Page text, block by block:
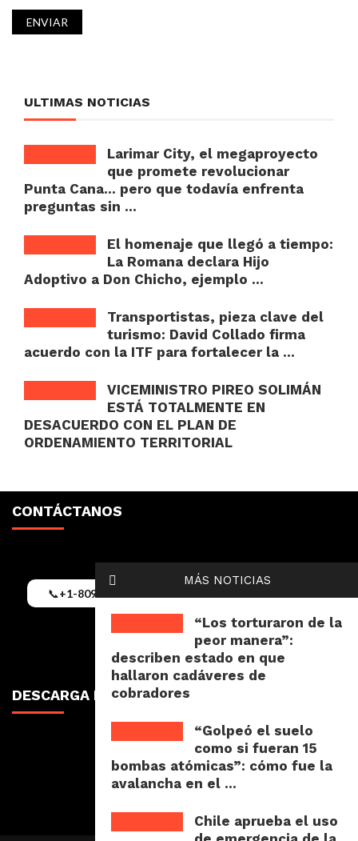
MÁS NOTICIAS
“Los torturaron de la
peor manera”:
describen estado en que
hallaron cadáveres de
cobradores
“Golpeó el suelo
como si fueran 15
bombas atómicas”: cómo fue la
avalancha en el ...
Chile aprueba el uso
ULTIMAS NOTICIAS
Larimar City, el megaproyecto
que promete revolucionar
Punta Cana… pero que todavía enfrenta
preguntas sin ...
El homenaje que llegó a tiempo:
La Romana declara Hijo
Adoptivo a Don Chicho, ejemplo ...
Transportistas, pieza clave del
turismo: David Collado firma
acuerdo con la ITF para fortalecer la ...
VICEMINISTRO PIREO SOLIMÁN
ESTÁ TOTALMENTE EN
DESACUERDO CON EL PLAN DE
ORDENAMIENTO TERRITORIAL
CONTÁCTANOS
📞+1-809-352-9062
DESCARGA NUESTRA RADIO APP